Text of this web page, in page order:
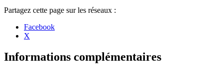
publication
imperméable
pour
Facebook
X
Informations complémentaires